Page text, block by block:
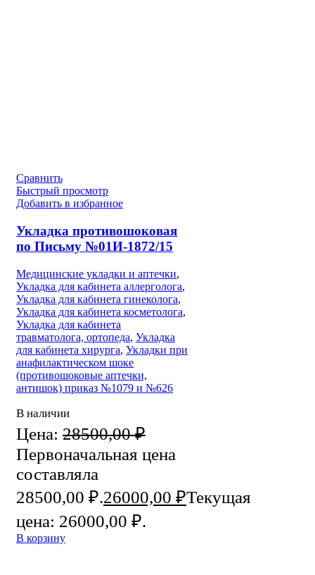
Сравнить
Быстрый просмотр
Добавить в избранное
Укладка противошоковая
по Письму №01И-1872/15
Медицинские укладки и аптечки,
Укладка для кабинета аллерголога,
Укладка для кабинета гинеколога,
Укладка для кабинета косметолога,
Укладка для кабинета
травматолога, ортопеда, Укладка
для кабинета хирурга, Укладки при
анафилактическом шоке
(противошоковые аптечки,
антишок) приказ №1079 и №626
В наличии
Цена: 28500,00₽
Первоначальная цена
составляла
28500,00 ₽.26000,00 ₽Текущая
цена: 26000,00 ₽.
В корзину